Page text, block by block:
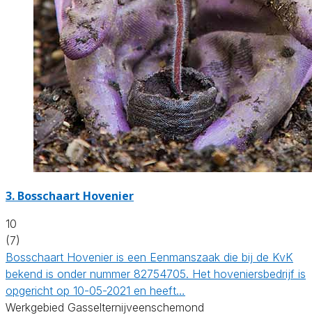
3. Bosschaart Hovenier
10
(7)
Bosschaart Hovenier is een Eenmanszaak die bij de KvK
bekend is onder nummer 82754705. Het hoveniersbedrijf is
opgericht op 10-05-2021 en heeft…
Werkgebied Gasselternijveenschemond